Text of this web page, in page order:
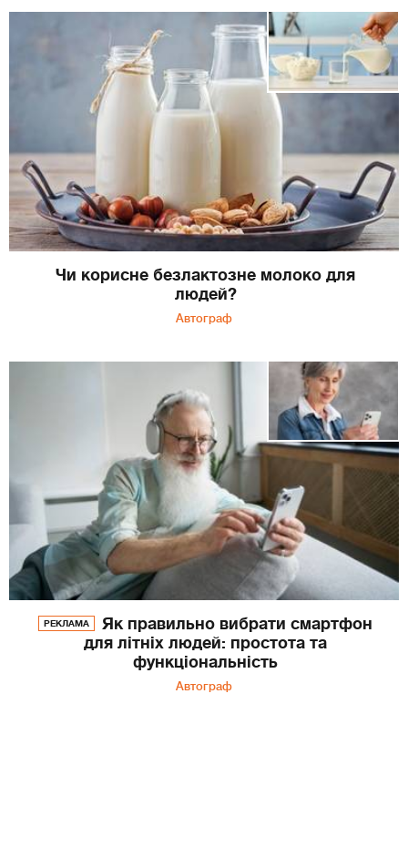
Чи корисне безлактозне молоко для
людей?
Автограф
РЕКЛАМА
Як правильно вибрати смартфон
для літніх людей: простота та
функціональність
Автограф